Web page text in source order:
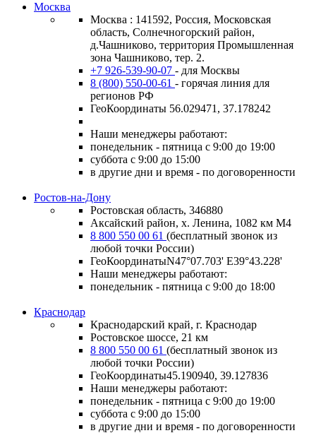
Москва
Москва : 141592, Россия, Московская
область, Солнечногорский район,
д.Чашниково, территория Промышленная
зона Чашниково, тер. 2.
+7 926-539-90-07 - для Москвы
8 (800) 550-00-61 - горячая линия для
регионов РФ
ГеоКоординаты 56.029471, 37.178242
Наши менеджеры работают:
понедельник - пятница с 9:00 до 19:00
суббота с 9:00 до 15:00
в другие дни и время - по договоренности
Ростов-на-Дону
Ростовская область, 346880
Аксайский район, х. Ленина, 1082 км М4
8 800 550 00 61 (бесплатный звонок из
любой точки России)
ГеоКоординатыN47°07.703' E39°43.228'
Наши менеджеры работают:
понедельник - пятница с 9:00 до 18:00
Краснодар
Краснодарский край, г. Краснодар
Ростовское шоссе, 21 км
8 800 550 00 61 (бесплатный звонок из
любой точки России)
ГеоКоординаты45.190940, 39.127836
Наши менеджеры работают:
понедельник - пятница с 9:00 до 19:00
суббота с 9:00 до 15:00
в другие дни и время - по договоренности